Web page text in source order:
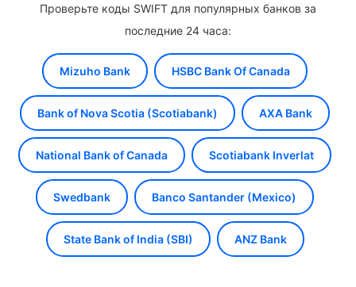
Проверьте коды SWIFT для популярных банков за
последние 24 часа:
Mizuho Bank HSBC Bank Of Canada
Bank of Nova Scotia (Scotiabank) AXA Bank
National Bank of Canada Scotiabank Inverlat
Swedbank Banco Santander (Mexico)
State Bank of India (SBI) ANZ Bank